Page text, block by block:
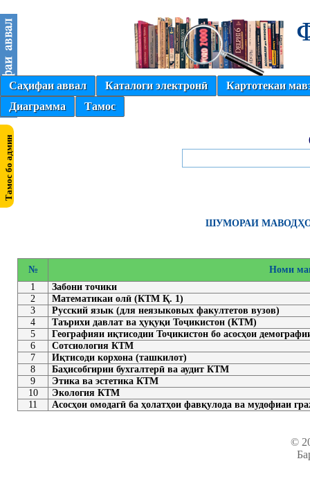
Саҳифаи аввал Каталоги электронӣ
Картотекаи
Диаграмма
Тамос
ШУМОРАИ
№
Номи
1
Забони точики
2
Математикаи олӣ (КТМ Қ. 1)
3
Русский язык (для неязыковых факултетов вузов)
4
Таърихи давлат ва ҳуқуқи Тоҷикистон (КТМ)
5
Географияи иқтисодии Тоҷикистон бо асосҳои
6
Сотсиология КТМ
7
Иқтисоди корхона (ташкилот)
8
Баҳисобгирии бухгалтерӣ ва аудит КТМ
9
Этика ва эстетика КТМ
10
Экология КТМ
11
Асосҳои омодагӣ ба ҳолатҳои фавқулода ва мудофиаи
©